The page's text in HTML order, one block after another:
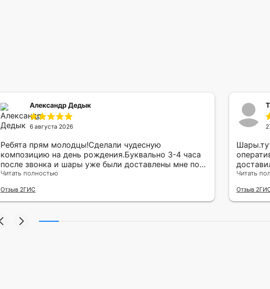
Александр Дедык
6 августа 2026
Ребята прям молодцы!Сделали чудесную
композицию на день рождения.Буквально 3-4 часа
после звонка и шары уже были доставлены мне по
адресу.Качество исполнения и упаковки на 5.Жена
Читать полностью
Отзыв 2ГИС
другу в
Читать
Отзыв